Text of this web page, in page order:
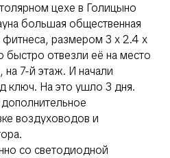
цехе в Голицыно
большая общественная
фитнеса, размером 3 х 2.4 х
быстро отвезли её на место
на 7-й этаж. И начали
ключ. На это ушло 3 дня.
воздуховодов и
со светодиодной